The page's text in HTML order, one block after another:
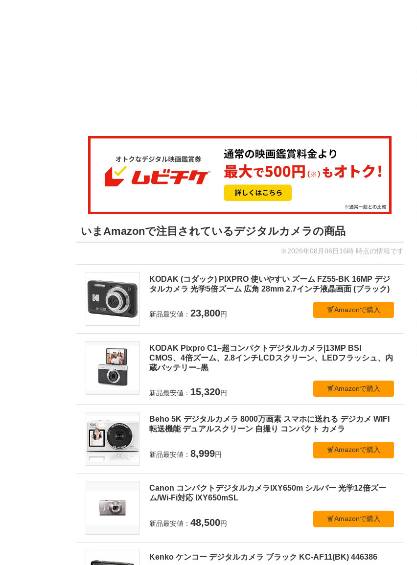
いまAmazonで注目されているデジタルカメラの商品
※2026年08月06日16時 時点の情報です
KODAK (コダック) PIXPRO 使いやすい ズーム FZ55-BK 16MP デジ
タルカメラ 光学5倍ズーム 広角 28mm 2.7インチ液晶画面 (ブラック)
新品最安値： 23,800円
Amazonで購入
KODAK Pixpro C1–超コンパクトデジタルカメラ|13MP BSI
CMOS、4倍ズーム、2.8インチLCDスクリーン、LEDフラッシュ、内
蔵バッテリー–黒
新品最安値： 15,320円
Amazonで購入
Beho 5K デジタルカメラ 8000万画素 スマホに送れる デジカメ WIFI
転送機能 デュアルスクリーン 自撮り コンパクト カメラ
新品最安値： 8,999円
Amazonで購入
Canon コンパクトデジタルカメラIXY650m シルバー 光学12倍ズー
ム/Wi-Fi対応 IXY650mSL
新品最安値： 48,500円
Amazonで購入
Kenko ケンコー デジタルカメラ ブラック KC-AF11(BK) 446386